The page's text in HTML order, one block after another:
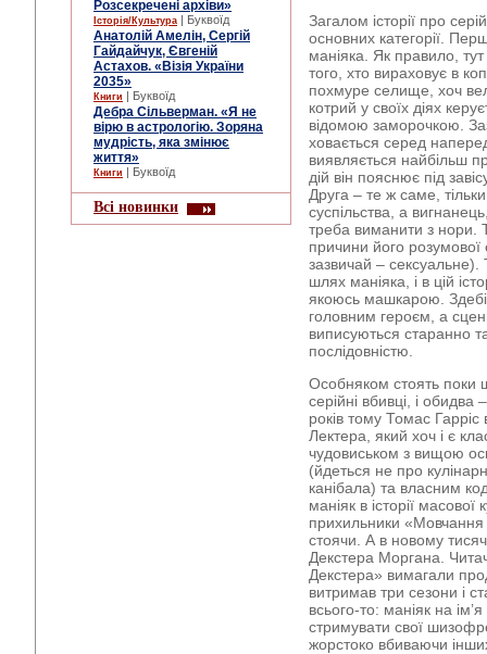
Розсекречені архіви»
Історія/Культура | Буквоїд
Анатолій Амелін, Сергій
Гайдайчук, Євгеній
Астахов. «Візія України
2035»
Книги | Буквоїд
Дебра Сільверман. «Я не
вірю в астрологію. Зоряна
мудрість, яка змінює
життя»
Книги | Буквоїд
Всі новинки
Загалом історії про
основних категорії.
маніяка. Як правило,
того, хто вираховує в
похмуре селище, хоч
котрий у своїх діях
відомою заморочкою.
ховається серед
виявляється найбільш
дій він пояснює під
Друга – те ж саме,
суспільства, а
треба виманити з нори.
причини його розумової
зазвичай – сексуальне).
шлях маніяка, і в цій
якоюсь машкарою.
головним героєм, а
виписуються старанно
послідовністю.
Особняком стоять поки
серійні вбивці, і
років тому Томас
Лектера, який хоч і є
чудовиськом з вищою
(йдеться не про
канібала) та власним
маніяк в історії масової
прихильники «Мовчання
стоячи. А в новому
Декстера Моргана.
Декстера» вимагали
витримав три сезони і
всього-то: маніяк на
стримувати свої
жорстоко вбиваючи